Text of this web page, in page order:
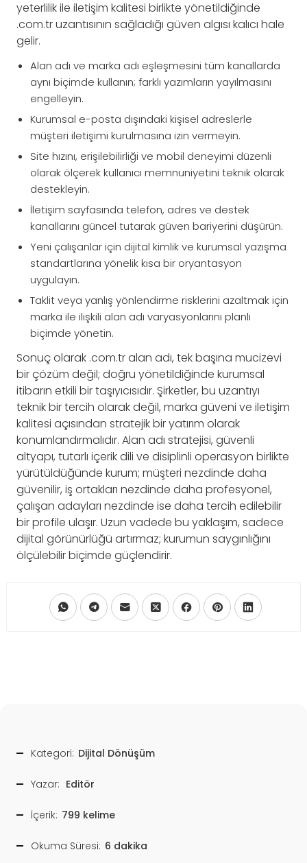
yeterlilik ile iletişim kalitesi birlikte yönetildiğinde
.com.tr uzantısının sağladığı güven algısı kalıcı hale
gelir.
Alan adı ve marka adı eşleşmesini tüm kanallarda
aynı biçimde kullanın; farklı yazımların yayılmasını
engelleyin.
Kurumsal e-posta dışındaki kişisel adreslerle
müşteri iletişimi kurulmasına izin vermeyin.
Site hızını, erişilebilirliği ve mobil deneyimi düzenli
olarak ölçerek kullanıcı memnuniyetini teknik olarak
destekleyin.
İletişim sayfasında telefon, adres ve destek
kanallarını güncel tutarak güven bariyerini düşürün.
Yeni çalışanlar için dijital kimlik ve kurumsal yazışma
standartlarına yönelik kısa bir oryantasyon
uygulayın.
Taklit veya yanlış yönlendirme risklerini azaltmak için
marka ile ilişkili alan adı varyasyonlarını planlı
biçimde yönetin.
Sonuç olarak .com.tr alan adı, tek başına mucizevi
bir çözüm değil; doğru yönetildiğinde kurumsal
itibarın etkili bir taşıyıcısıdır. Şirketler, bu uzantıyı
teknik bir tercih olarak değil, marka güveni ve iletişim
kalitesi açısından stratejik bir yatırım olarak
konumlandırmalıdır. Alan adı stratejisi, güvenli
altyapı, tutarlı içerik dili ve disiplinli operasyon birlikte
yürütüldüğünde kurum; müşteri nezdinde daha
güvenilir, iş ortakları nezdinde daha profesyonel,
çalışan adayları nezdinde ise daha tercih edilebilir
bir profile ulaşır. Uzun vadede bu yaklaşım, sadece
dijital görünürlüğü artırmaz; kurumun saygınlığını
ölçülebilir biçimde güçlendirir.
Kategori: Dijital Dönüşüm
Yazar: Editör
İçerik: 799 kelime
Okuma Süresi: 6 dakika